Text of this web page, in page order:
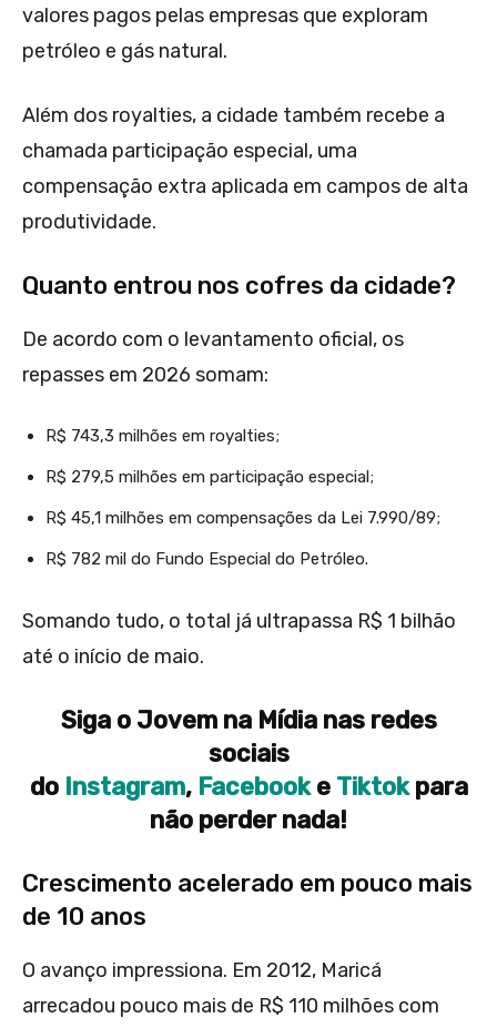
valores pagos pelas empresas que exploram
petróleo e gás natural.
Além dos royalties, a cidade também recebe a
chamada participação especial, uma
compensação extra aplicada em campos de alta
produtividade.
Quanto entrou nos cofres da cidade?
De acordo com o levantamento oficial, os
repasses em 2026 somam:
R$ 743,3 milhões em royalties;
R$ 279,5 milhões em participação especial;
R$ 45,1 milhões em compensações da Lei 7.990/89;
R$ 782 mil do Fundo Especial do Petróleo.
Somando tudo, o total já ultrapassa R$ 1 bilhão
até o início de maio.
Siga o Jovem na Mídia nas redes
sociais
do Instagram, Facebooke Tiktokpara
não perder nada!
Crescimento acelerado em pouco mais
de 10 anos
O avanço impressiona. Em 2012, Maricá
arrecadou pouco mais de R$ 110 milhões com